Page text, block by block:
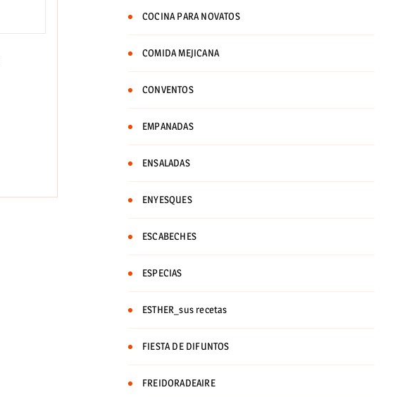
COCINA PARA NOVATOS
COMIDA MEJICANA
CONVENTOS
EMPANADAS
ENSALADAS
ENYESQUES
ESCABECHES
ESPECIAS
ESTHER_sus recetas
FIESTA DE DIFUNTOS
FREIDORADEAIRE